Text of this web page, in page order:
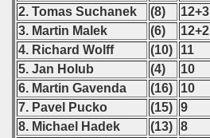
2. Tomas Suchanek
(8) 12+3
3. Martin Malek
(6) 12+2
4. Richard Wolff
(10) 11
5. Jan Holub
(4) 10
6. Martin Gavenda
(16) 10
7. Pavel Pucko
(15) 9
8. Michael Hadek
(13) 8
Qualifications) - 2009
- 2009
- 2009
- 2009